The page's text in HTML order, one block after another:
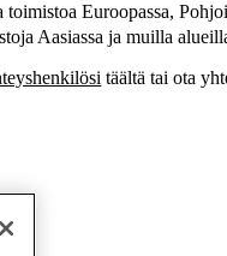
Euroopassa,
Aasiassa ja muilla
täältä tai ota